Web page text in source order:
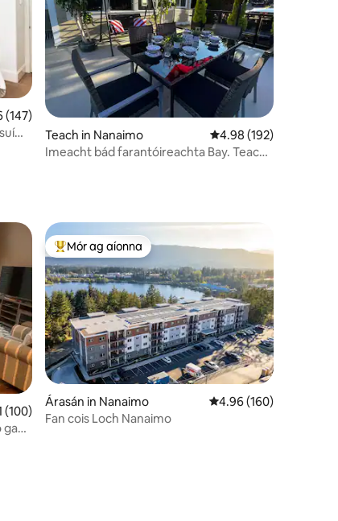
4.86 as 5, 147 léirmheas
(147)
Teach in Nanaimo Meánrátáil 4.98 as 5,
4.98 (192)
Imeacht bád farantóireachta Bay. Teach
4.91 as 5, 100 léirmheas
(100)
An-mhór ag aíonna
Mór ag aíonna
Árasán in Nanaimo Meánrátáil 4.96 as 5,
4.96 (160)
Fan cois Loch Nanaimo